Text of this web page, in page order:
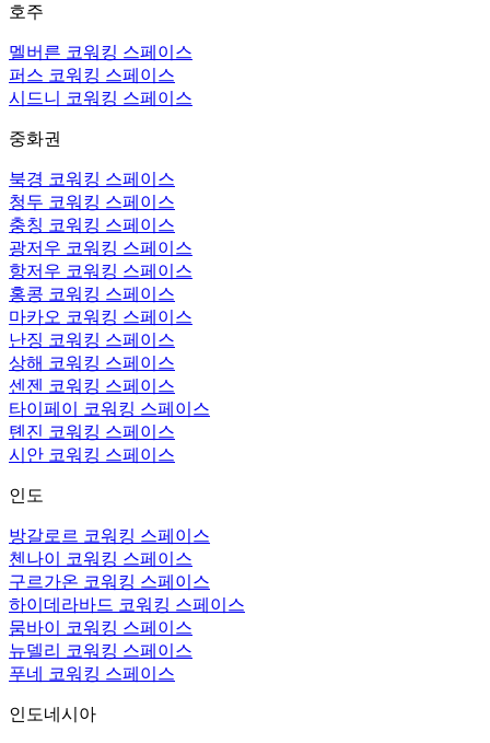
호주
멜버른 코워킹 스페이스
퍼스 코워킹 스페이스
시드니 코워킹 스페이스
중화권
북경 코워킹 스페이스
청두 코워킹 스페이스
충칭 코워킹 스페이스
광저우 코워킹 스페이스
항저우 코워킹 스페이스
홍콩 코워킹 스페이스
마카오 코워킹 스페이스
난징 코워킹 스페이스
상해 코워킹 스페이스
센젠 코워킹 스페이스
타이페이 코워킹 스페이스
톈진 코워킹 스페이스
시안 코워킹 스페이스
인도
방갈로르 코워킹 스페이스
첸나이 코워킹 스페이스
구르가온 코워킹 스페이스
하이데라바드 코워킹 스페이스
뭄바이 코워킹 스페이스
뉴델리 코워킹 스페이스
푸네 코워킹 스페이스
인도네시아